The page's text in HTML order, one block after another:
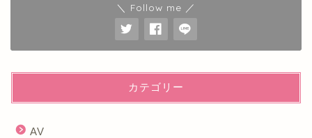
＼ Follow me ／
カテゴリー
AV